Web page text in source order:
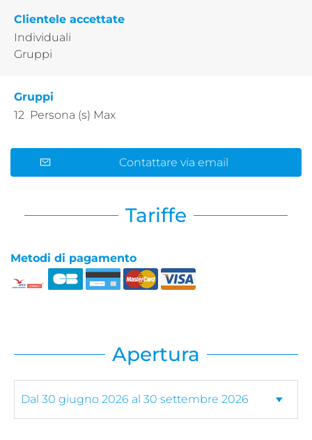
Clientele accettate
Individuali
Gruppi
Gruppi
12 Persona (s) Max
Contattare via email
Tariffe
Metodi di pagamento
Apertura